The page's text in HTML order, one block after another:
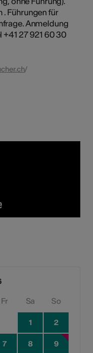
Führungen für
Anmeldung
+41 27 921 60 30
/
Fr Sa So
1 2
7 8 9